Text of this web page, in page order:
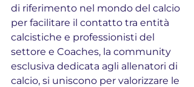
di riferimento nel mondo del calcio
per facilitare il contatto tra entità
calcistiche e professionisti del
settore e Coaches, la community
esclusiva dedicata agli allenatori di
calcio, si uniscono per valorizzare le